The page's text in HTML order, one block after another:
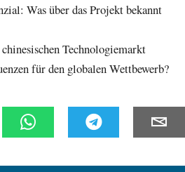
Was über das Projekt bekannt
Technologiemarkt
für den globalen Wettbewerb?